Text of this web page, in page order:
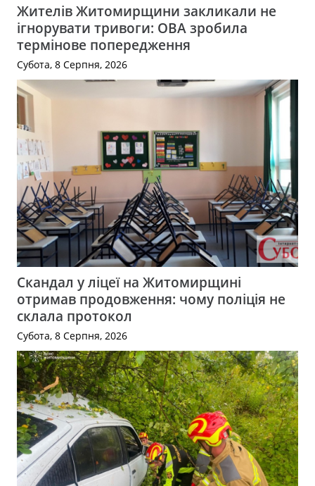
Жителів Житомирщини закликали не
ігнорувати тривоги: ОВА зробила
термінове попередження
Субота, 8 Серпня, 2026
Скандал у ліцеї на Житомирщині
отримав продовження: чому поліція не
склала протокол
Субота, 8 Серпня, 2026